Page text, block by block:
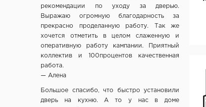
СООО Исток- Инвест, г. Минск
ЧТУП "Ньюдор", г. Минск
ОДО «Беллесизделие», г. Минск
Фабрика дверей "Ростра", Москва
"Халес", г. Сморгонь
"Акма", г. Санкт-Петербург
рекомендации по уходу за дверью.
Выражаю огромную благодарность за
прекрасно проделанную работу. Так же
хочется отметить в целом слаженную и
оперативную работу кампании. Приятный
коллектив и 100процентов качественная
работа.
— Алена
Большое спасибо, что быстро установили
дверь на кухню. А то у нас в доме